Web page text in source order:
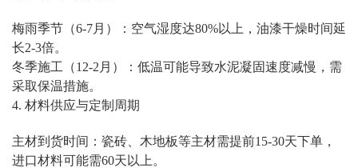
梅雨季节（6-7月）：空气湿度达80%以上，油漆干燥时间延
长2-3倍。
冬季施工（12-2月）：低温可能导致水泥凝固速度减慢，需
采取保温措施。
4. 材料供应与定制周期
主材到货时间：瓷砖、木地板等主材需提前15-30天下单，
进口材料可能需60天以上。